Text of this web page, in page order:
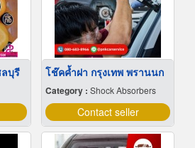
บุรี โช๊คค้ำฝา กรุงเทพ พรานนก
Category : Shock Absorbers
Contact seller